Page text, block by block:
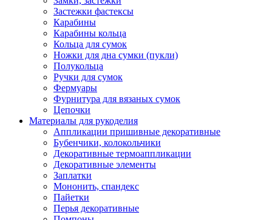
Застежки фастексы
Карабины
Карабины кольца
Кольца для сумок
Ножки для дна сумки (пукли)
Полукольца
Ручки для сумок
Фермуары
Фурнитура для вязаных сумок
Цепочки
Материалы для рукоделия
Аппликации пришивные декоративные
Бубенчики, колокольчики
Декоративные термоаппликации
Декоративные элементы
Заплатки
Мононить, спандекс
Пайетки
Перья декоративные